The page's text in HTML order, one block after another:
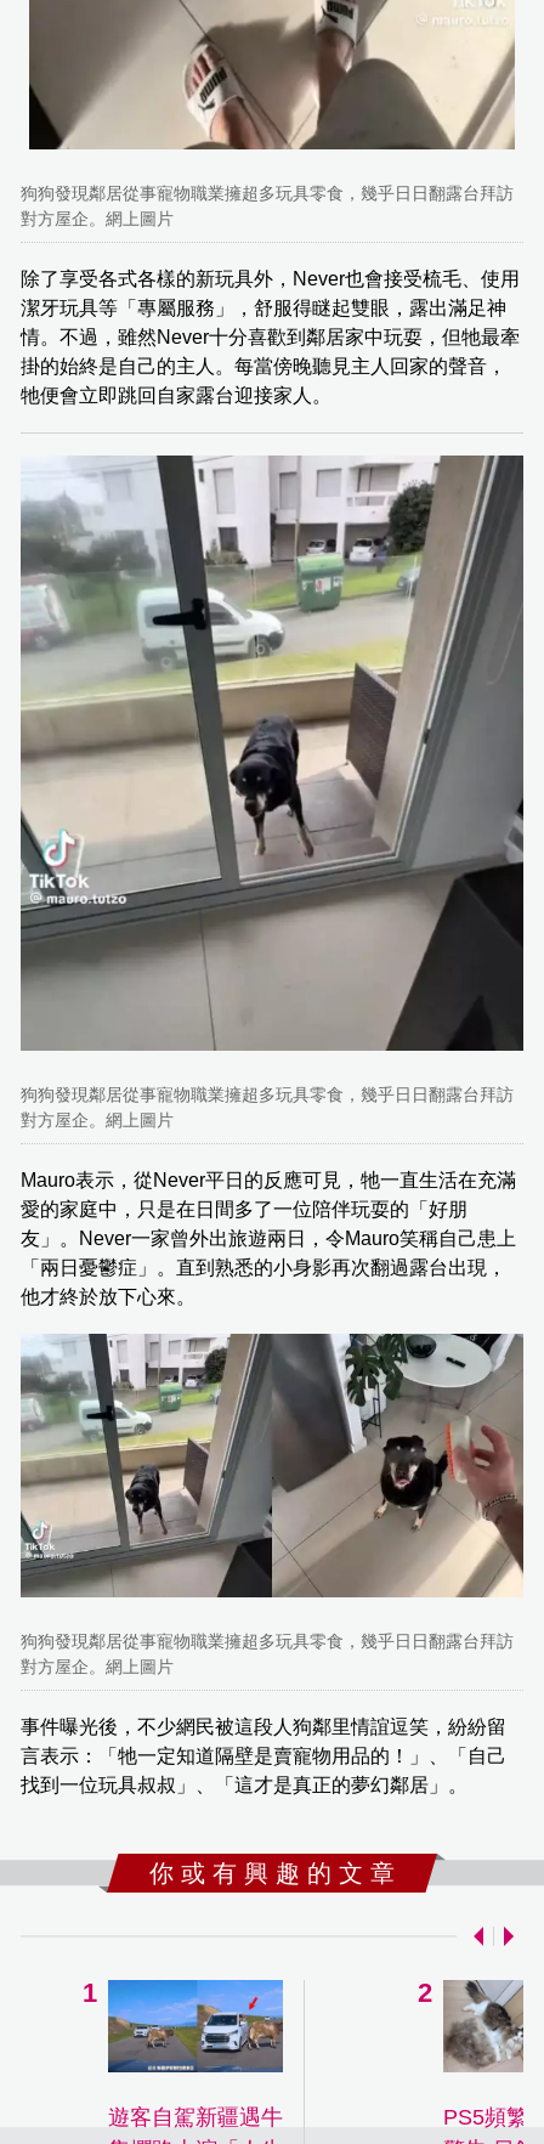
狗狗發現鄰居從事寵物職業擁超多玩具零食，幾乎日日翻露台拜訪
對方屋企。網上圖片
除了享受各式各樣的新玩具外，Never也會接受梳毛、使用
潔牙玩具等「專屬服務」，舒服得瞇起雙眼，露出滿足神
情。不過，雖然Never十分喜歡到鄰居家中玩耍，但牠最牽
掛的始終是自己的主人。每當傍晚聽見主人回家的聲音，
牠便會立即跳回自家露台迎接家人。
狗狗發現鄰居從事寵物職業擁超多玩具零食，幾乎日日翻露台拜訪
對方屋企。網上圖片
Mauro表示，從Never平日的反應可見，牠一直生活在充滿
愛的家庭中，只是在日間多了一位陪伴玩耍的「好朋
友」。Never一家曾外出旅遊兩日，令Mauro笑稱自己患上
「兩日憂鬱症」。直到熟悉的小身影再次翻過露台出現，
他才終於放下心來。
狗狗發現鄰居從事寵物職業擁超多玩具零食，幾乎日日翻露台拜訪
對方屋企。網上圖片
事件曝光後，不少網民被這段人狗鄰里情誼逗笑，紛紛留
言表示：「牠一定知道隔壁是賣寵物用品的！」、「自己
找到一位玩具叔叔」、「這才是真正的夢幻鄰居」。
你 或 有 興 趣 的 文 章
遊客自駕新疆遇牛
PS5頻繁